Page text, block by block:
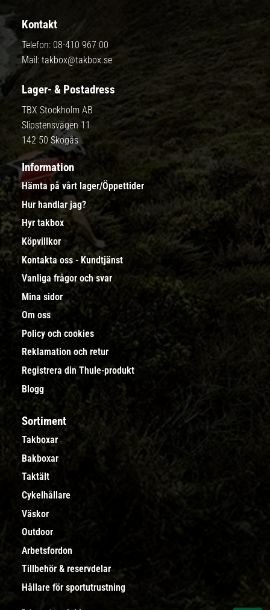
Kontakt
Telefon: 08-410 967 00
Mail: takbox@takbox.se
Lager- & Postadress
TBX Stockholm AB
Slipstensvägen 11
142 50 Skogås
Information
Hämta på vårt lager/Öppettider
Hur handlar jag?
Hyr takbox
Köpvillkor
Kontakta oss - Kundtjänst
Vanliga frågor och svar
Mina sidor
Om oss
Policy och cookies
Reklamation och retur
Registrera din Thule-produkt
Blogg
Sortiment
Takboxar
Bakboxar
Taktält
Cykelhållare
Väskor
Outdoor
Arbetsfordon
Tillbehör & reservdelar
Hållare för sportutrustning